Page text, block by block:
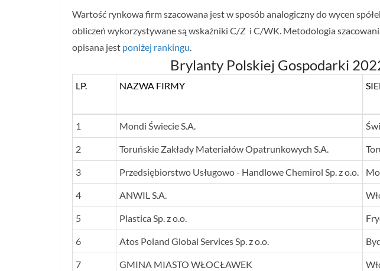
Wartość rynkowa firm szacowana jest w sposób analogiczny do wycen
obliczeń wykorzystywane są wskaźniki C/Z i C/WK. Metodologia
opisana jest poniżej rankingu.
Brylanty Polskiej Gospodarki
LP. NAZWA FIRMY
LP.
NAZWA FIRMY
1 Mondi Świecie S.A.
2 Toruńskie Zakłady Materiałów Opatrunkowych S.A.
3 Przedsiębiorstwo Usługowo - Handlowe Chemirol Sp. z o.o.
4 ANWIL S.A.
5 Plastica Sp. z o.o.
6 Atos Poland Global Services Sp. z o.o.
7 GMINA MIASTO WŁOCŁAWEK